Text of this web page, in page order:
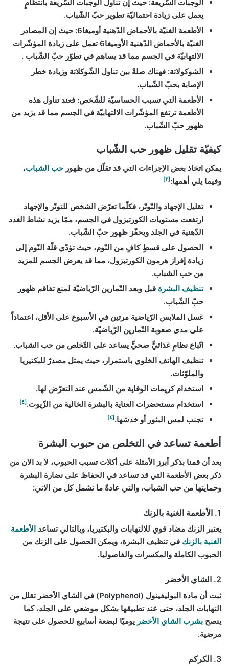
الوجبات السّريعة: حيث إن تناول الوجبات السّريعة بانتظامٍ
يعمل على زيادة احتماليّة تطوير حبّ الشّباب.
الأطعمة الغنيّة بالأحماض الدّهنية أوميغا6:
حيث إن المصادر
الغنيّة بالأحماض الدّهنية الأوميغا6 تعمل على زيادة المؤشّرات
الالتهابيّة في الجسم مما قد يساهم في تطوّر حبّ الشّباب .
الشوكولاتة: فهناك صلةٌ بين تناول الشّوكلاتة وزيادة خطر
الإصابة بحبّ الشّباب.
الأطعمة التي تسبب الحساسيّة للشّخص: فعند تناول هذه
الأطعمة ترتفع المؤشّرات الالتهابيّة في الجسم مما قد يزيد من
ظهور حبّ الشّباب.
كيفيّة تقليل ظهور حب الشّباب
يمكن اتخاذ بعض الإجراءات التي قد تقلّل من ظهور حب الشباب،
وفيما يلي أهمها:[٣]
تقليل الإجهاد والتّوتّر، فكلّما تعرّض الشخص للتوتّر والإجهاد
ارتفعت مستويات الكورتيزول في الجسم، ممّا يزيد نشاط الغدد
الدّهنية في الجلد ويحفّز ظهور حبّ الشّباب.
الحصول على قسطٍ كافٍ من النّوم، حيث تؤدّي قلّة النّوم إلى
زيادة إفراز هرمون الكورتيزول، مما قد يعرض الجسم للمزيد
من حب الشباب.
تنظيف البشرة قبل وبعد التّمارين الرّياضيّة لمنع تفاقم ظهور
حبّ الشّباب.
غسل الملابس الرّياضية مرتين في الأسبوع على الأقل، اعتماداً
على مدى صعوبة التّمارين الرّياضيّة.
اتّباع نظامٍ غذائيٍّ صحيٍّ يساعد على التّخلص من حب الشباب.
تنظيف الهاتف الخلوي باستمرار، حيث يمثل مصدرٌ للبكتيريا
والملوّثات.
استخدام كريمات الوقاية من الشّمس عند التعرّض لها.
استخدام مستحضرات العناية بالبشرة الخالية من الزّيوت.[٤]
تجنب لمس البثور أو خدشها.[٤]
أطعمة تساعد في التخلص من حبوب البشرة
بعد أن قمنا بذكر أبرز الأمثلة على أكلات تسبب الحبوب، لا بد الان من
ذكر بعض الأطعمة التي قد تساعد في الحفاظ على نضارة البشرة
وحمايتها من حب الشباب، والتي عادةً ما تشمل كل من الاتي:
1. الأطعمة الغنية بالزنك
يعتبر الزنك مضاد قوي للالتهابات والبكتيريا، وبالتالي تساعد الأطعمة
الغنية بالزنك في تنظيف البشرة، ويمكن الحصول على الزنك من
الحبوب الكاملة والمكسرات والفاصوليا.
2. الشاي الأخضر
ثبت أن مادة البوليفينول (Polyphenol) في الشاي الأخضر تقلل من
التهابات الجلد، حتى عند تطبيقها بشكل موضعي على الجلد، كما
ينصح بشرب الشاي الأخضر يوميًا لبضعة أسابيع للحصول على نتيجة
مرضية.
3. الكركم